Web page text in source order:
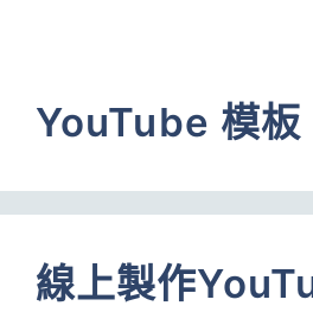
YouTube 模板
線上製作